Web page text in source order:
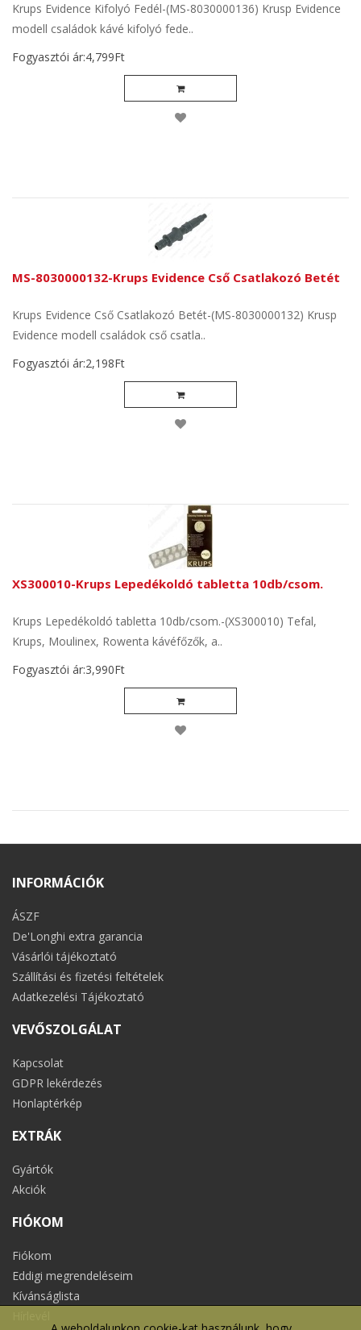
Krups Evidence Kifolyó Fedél-(MS-8030000136) Krusp Evidence
modell családok kávé kifolyó fede..
Fogyasztói ár:4,799Ft
MS-8030000132-Krups Evidence Cső Csatlakozó Betét
Krups Evidence Cső Csatlakozó Betét-(MS-8030000132) Krusp
Evidence modell családok cső csatla..
Fogyasztói ár:2,198Ft
XS300010-Krups Lepedékoldó tabletta 10db/csom.
Krups Lepedékoldó tabletta 10db/csom.-(XS300010) Tefal,
Krups, Moulinex, Rowenta kávéfőzők, a..
Fogyasztói ár:3,990Ft
INFORMÁCIÓK
ÁSZF
De'Longhi extra garancia
Vásárlói tájékoztató
Szállítási és fizetési feltételek
Adatkezelési Tájékoztató
VEVŐSZOLGÁLAT
Kapcsolat
GDPR lekérdezés
Honlaptérkép
EXTRÁK
Gyártók
Akciók
FIÓKOM
Fiókom
Eddigi megrendeléseim
Kívánságlista